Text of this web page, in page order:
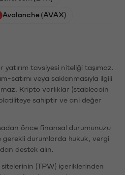
Avalanche (AVAX)
tavsiyesi niteliği taşımaz.
satımı veya saklanmasıyla ilgili
Kripto varlıklar (stablecoin
sahiptir ve ani değer
önce finansal durumunuzu
durumlarda hukuk, vergi
destek alın.
(TPW) içeriklerinden